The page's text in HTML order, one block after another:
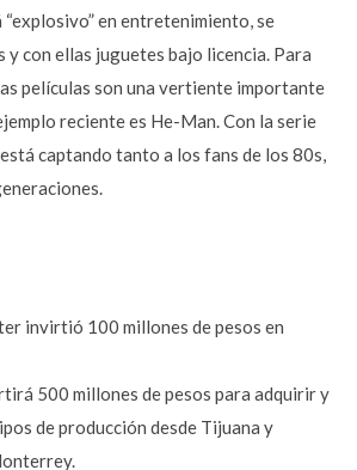
en entretenimiento, se
y con ellas juguetes bajo licencia. Para
películas son una vertiente importante
reciente es He-Man. Con la serie
captando tanto a los fans de los 80s,
invirtió 100 millones de pesos en
500 millones de pesos para adquirir y
de producción desde Tijuana y